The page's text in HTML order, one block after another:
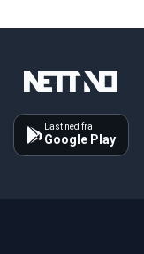
Last ned fra
Google Play